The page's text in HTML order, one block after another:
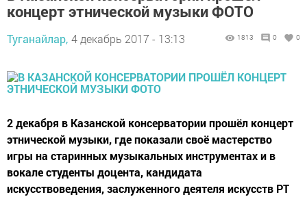
концерт этнической музыки ФОТО
Туганайлар, 4 декабрь 2017 - 13:13 1813 0 0
2 декабря в Казанской консерватории прошёл концерт
этнической музыки, где показали своё мастерство
игры на старинных музыкальных инструментах и в
вокале студенты доцента, кандидата
искусствоведения, заслуженного деятеля искусств РТ